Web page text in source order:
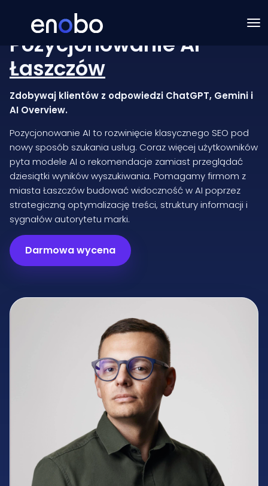
Pozycjonowanie AI
Łaszczów
Zdobywaj klientów z odpowiedzi ChatGPT, Gemini i
AI Overview.
Pozycjonowanie AI to rozwinięcie klasycznego SEO pod
nowy sposób szukania usług. Coraz więcej użytkowników
pyta modele AI o rekomendacje zamiast przeglądać
dziesiątki wyników wyszukiwania. Pomagamy firmom z
miasta Łaszczów budować widoczność w AI poprzez
strategiczną optymalizację treści, struktury informacji i
sygnałów autorytetu marki.
Darmowa wycena